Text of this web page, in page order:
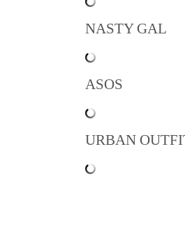
NASTY GAL
ASOS
URBAN